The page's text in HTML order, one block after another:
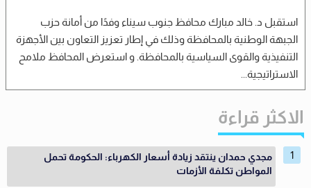
استقبل د. خالد مبارك محافظ جنوب سيناء وفدًا من أمانة حزب
الجبهة الوطنية بالمحافظة وذلك في إطار تعزيز التعاون بين الأجهزة
التنفيذية والقوى السياسية بالمحافظة. و استعرض المحافظ ملامح
الاستراتيجية...
الاكثر قراءة
مجدي حمدان ينتقد زيادة أسعار الكهرباء: الحكومة تحمل
المواطن تكلفة الأزمات